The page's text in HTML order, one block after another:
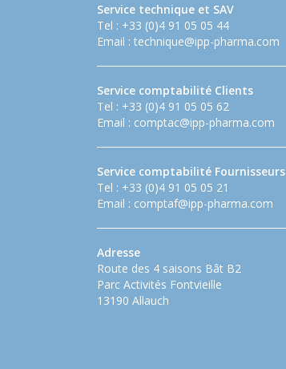
Service technique et SAV
Tel : +33 (0)4 91 05 05 44
Email : technique@ipp-pharma.com
Service comptabilité Clients
Tel : +33 (0)4 91 05 05 62
Email : comptac@ipp-pharma.com
Service comptabilité Fournisseurs
Tel : +33 (0)4 91 05 05 21
Email : comptaf@ipp-pharma.com
Adresse
Route des 4 saisons Bât B2
Parc Activités Fontvieille
13190 Allauch